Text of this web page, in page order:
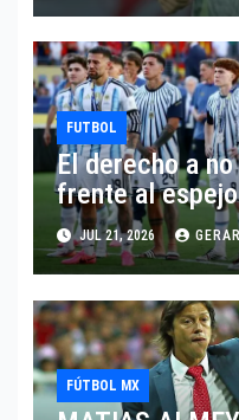
FUTBOL
El derecho a
frente al
JUL 21, 2026
FÚTBOL MX